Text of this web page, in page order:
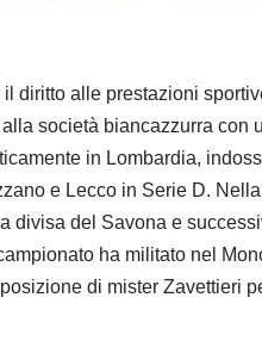
diritto alle prestazioni
società biancazzurra con
in Lombardia,
e Lecco in Serie D.
divisa del Savona e
ha militato nel
di mister Zavettieri